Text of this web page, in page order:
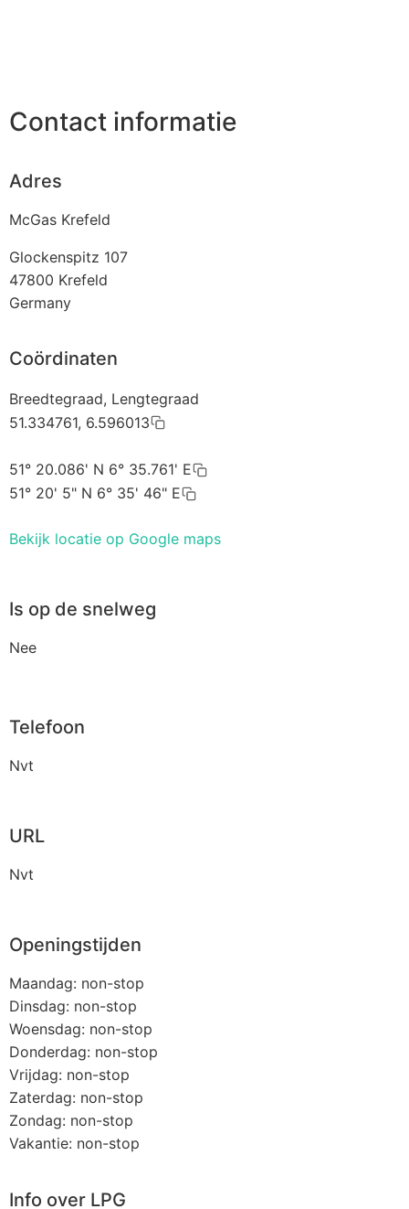
Contact informatie
Adres
McGas Krefeld
Glockenspitz 107
47800 Krefeld
Germany
Coördinaten
Breedtegraad, Lengtegraad
51.334761, 6.596013
51° 20.086' N 6° 35.761' E
51° 20' 5" N 6° 35' 46" E
Bekijk locatie op Google maps
Is op de snelweg
Nee
Telefoon
Nvt
URL
Nvt
Openingstijden
Maandag: non-stop
Dinsdag: non-stop
Woensdag: non-stop
Donderdag: non-stop
Vrijdag: non-stop
Zaterdag: non-stop
Zondag: non-stop
Vakantie: non-stop
Info over LPG